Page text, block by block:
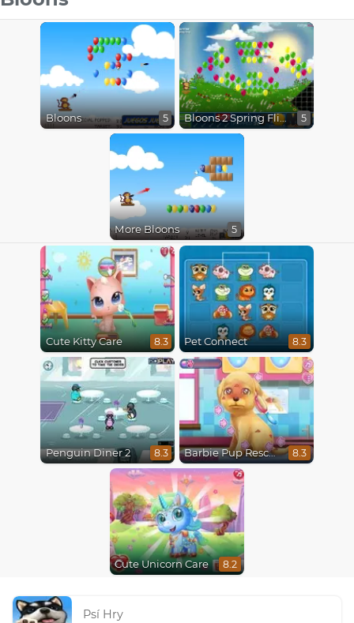
Bloons 5 Bloons 2 Spring Fling 5
More Bloons 5
Cute Kitty Care 8.3 Pet Connect 8.3
Penguin Diner 2 8.3 Barbie Pup Rescue 8.3
Cute Unicorn Care 8.2
Psí Hry